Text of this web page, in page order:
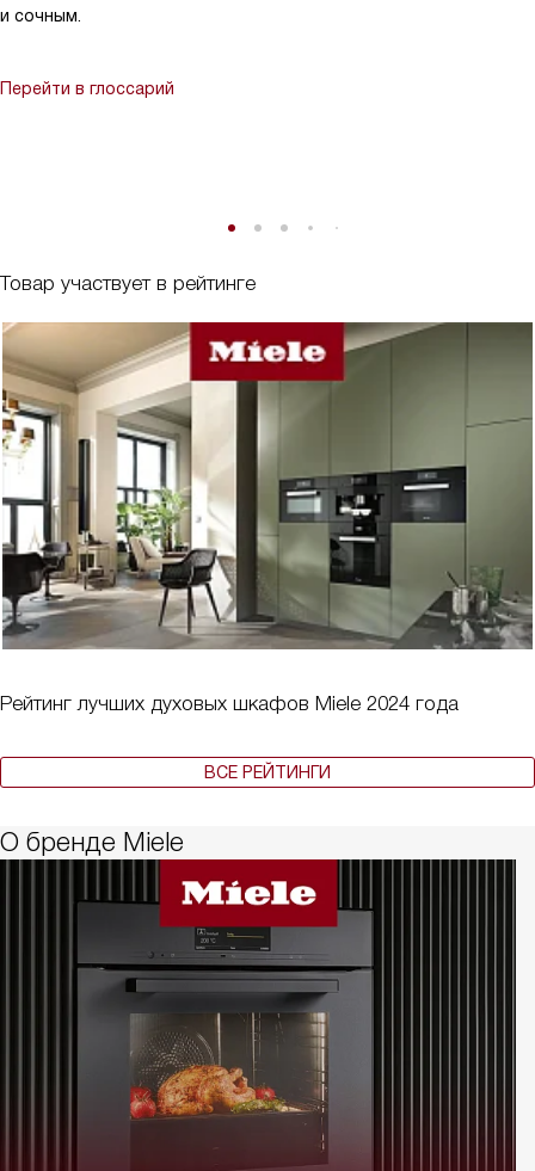
Товар участвует в рейтинге
Рейтинг лучших духовых шкафов Miele 2024 года
ВСЕ РЕЙТИНГИ
и сочным.
Перейти в глоссарий
О бренде Miele